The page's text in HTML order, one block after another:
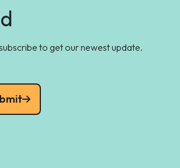
to get our newest update.